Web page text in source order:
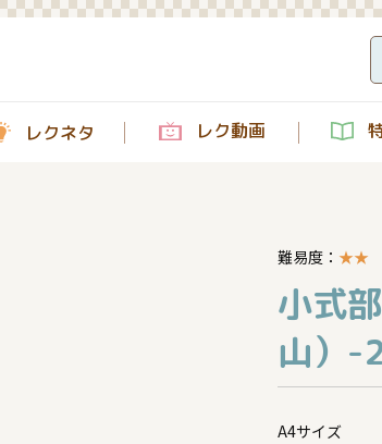
レクネタ レク動画
難易度： ★★
小式
山）-2
A4サイズ